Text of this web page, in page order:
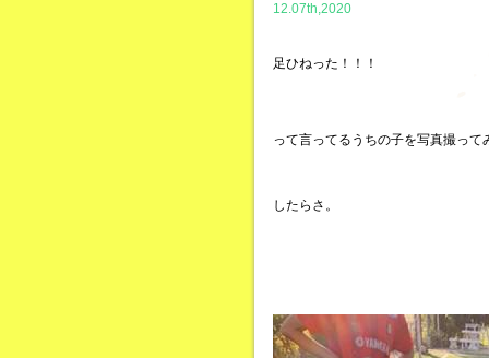
12.07th,2020
足ひねった！！！
って言ってるうちの子を写真撮って
したらさ。